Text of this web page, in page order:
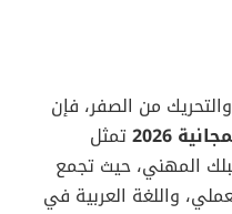
من الصفر، فإن
2026
تمثل
المهني، حيث تجمع
واللغة العربية في